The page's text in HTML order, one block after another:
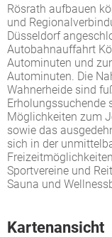
Rösrath aufbauen
und
Düsseldorf
Autobahnauffahrt
Autominuten und
Autominuten. Die
Wahnerheide sind
Erholungssuchende
Möglichkeiten zum
sowie das
sich in der
Sportvereine und
Sauna und
Kartenansicht